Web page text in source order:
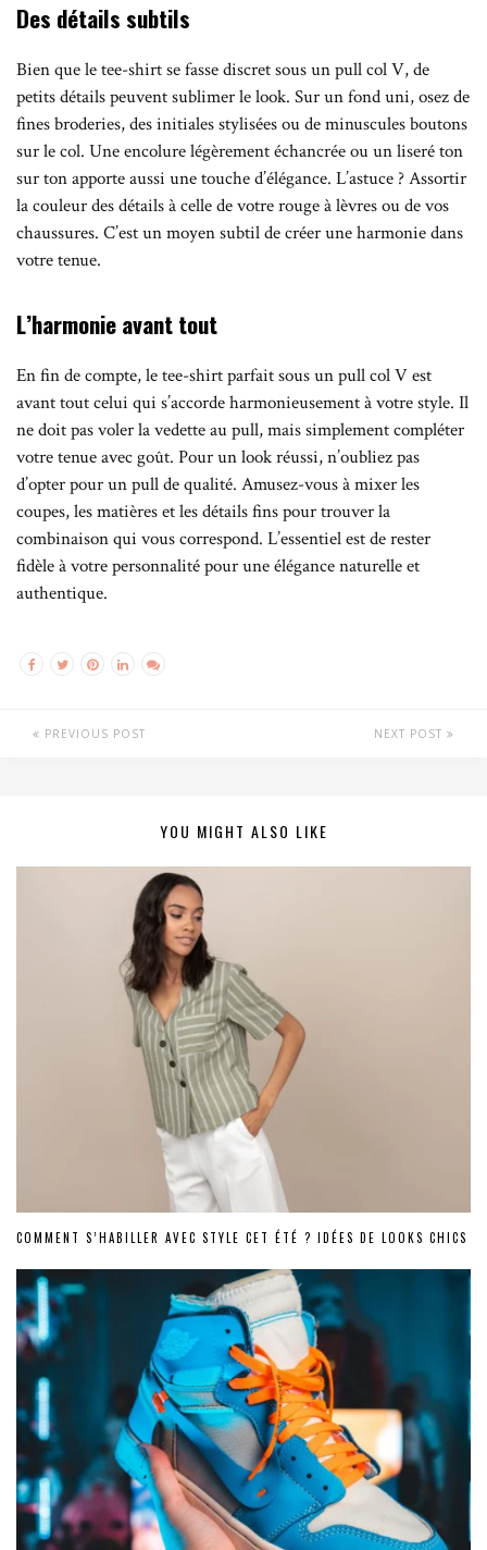
Des détails subtils
Bien que le tee-shirt se fasse discret sous un pull col V, de
petits détails peuvent sublimer le look. Sur un fond uni, osez de
fines broderies, des initiales stylisées ou de minuscules boutons
sur le col. Une encolure légèrement échancrée ou un liseré ton
sur ton apporte aussi une touche d’élégance. L’astuce ? Assortir
la couleur des détails à celle de votre rouge à lèvres ou de vos
chaussures. C’est un moyen subtil de créer une harmonie dans
votre tenue.
L’harmonie avant tout
En fin de compte, le tee-shirt parfait sous un pull col V est
avant tout celui qui s’accorde harmonieusement à votre style. Il
ne doit pas voler la vedette au pull, mais simplement compléter
votre tenue avec goût. Pour un look réussi, n’oubliez pas
d’opter pour un pull de qualité. Amusez-vous à mixer les
coupes, les matières et les détails fins pour trouver la
combinaison qui vous correspond. L’essentiel est de rester
fidèle à votre personnalité pour une élégance naturelle et
authentique.
PREVIOUS POST NEXT POST
YOU MIGHT ALSO LIKE
COMMENT S’HABILLER AVEC STYLE CET ÉTÉ ? IDÉES DE LOOKS CHICS